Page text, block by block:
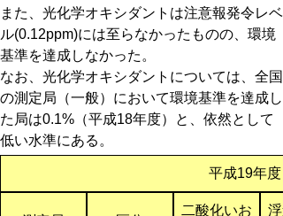
また、光化学オキシダントは注意報発令レベ
ル(0.12ppm)には至らなかったものの、環境
基準を達成しなかった。
なお、光化学オキシダントについては、全国
の測定局（一般）において環境基準を達成し
た局は0.1%（平成18年度）と、依然として
低い水準にある。
平成19年
二酸化いお